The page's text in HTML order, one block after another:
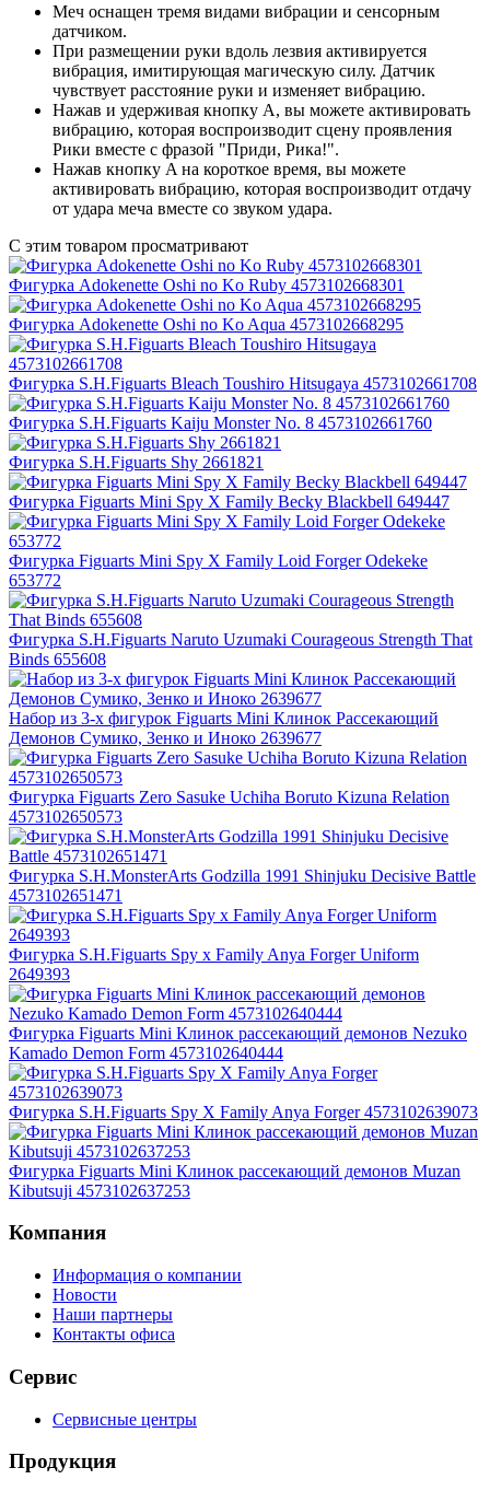
Меч оснащен тремя видами вибрации и сенсорным
датчиком.
При размещении руки вдоль лезвия активируется
вибрация, имитирующая магическую силу. Датчик
чувствует расстояние руки и изменяет вибрацию.
Нажав и удерживая кнопку A, вы можете активировать
вибрацию, которая воспроизводит сцену проявления
Рики вместе с фразой "Приди, Рика!".
Нажав кнопку A на короткое время, вы можете
активировать вибрацию, которая воспроизводит отдачу
от удара меча вместе со звуком удара.
С этим товаром просматривают
Фигурка Adokenette Oshi no Ko Ruby 4573102668301
Фигурка Adokenette Oshi no Ko Aqua 4573102668295
Фигурка S.H.Figuarts Bleach Toushiro Hitsugaya 4573102661708
Фигурка S.H.Figuarts Kaiju Monster No. 8 4573102661760
Фигурка S.H.Figuarts Shy 2661821
Фигурка Figuarts Mini Spy X Family Becky Blackbell 649447
Фигурка Figuarts Mini Spy X Family Loid Forger Odekeke
653772
Фигурка S.H.Figuarts Naruto Uzumaki Courageous Strength That
Binds 655608
Набор из 3-х фигурок Figuarts Mini Клинок Рассекающий
Демонов Сумико, Зенко и Иноко 2639677
Фигурка Figuarts Zero Sasuke Uchiha Boruto Kizuna Relation
4573102650573
Фигурка S.H.MonsterArts Godzilla 1991 Shinjuku Decisive Battle
4573102651471
Фигурка S.H.Figuarts Spy x Family Anya Forger Uniform
2649393
Фигурка Figuarts Mini Клинок рассекающий демонов Nezuko
Kamado Demon Form 4573102640444
Фигурка S.H.Figuarts Spy X Family Anya Forger 4573102639073
Фигурка Figuarts Mini Клинок рассекающий демонов Muzan
Kibutsuji 4573102637253
Компания
Информация о компании
Новости
Наши партнеры
Контакты офиса
Сервис
Сервисные центры
Продукция